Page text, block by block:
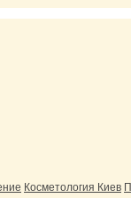
Косметология Киев